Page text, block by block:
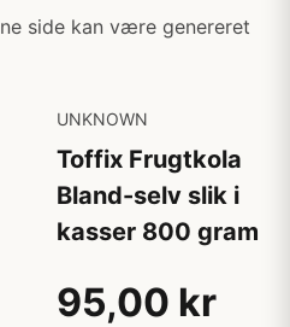
side kan være genereret
UNKNOWN
Toffix Frugtkola
Bland-selv slik i
kasser 800 gram
95,00 kr